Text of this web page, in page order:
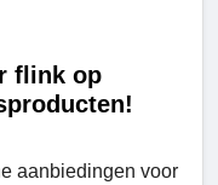
flink op
aanbiedingen voor